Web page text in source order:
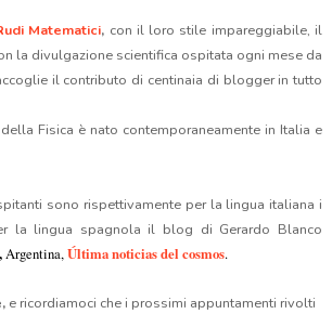
Matematici, con il loro stile impareggiabile, il
la divulgazione scientifica ospitata ogni mese da
il contributo di centinaia di blogger in tutto
Fisica è nato contemporaneamente in Italia e
sono rispettivamente per la lingua italiana i
la lingua spagnola il blog di Gerardo Blanco
Argentina,Última noticias del cosmos.
e ricordiamoci che i prossimi appuntamenti rivolti